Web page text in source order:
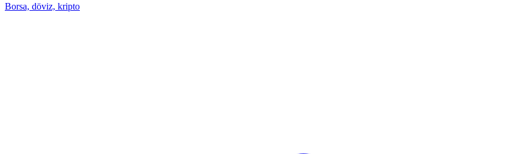
Borsa, döviz, kripto